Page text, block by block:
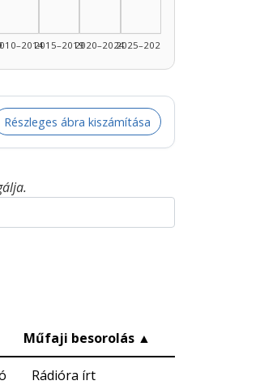
2015–20192020–20242025–2026
Részleges ábra kiszámítása
Műfaji besorolás ▲
Rádióra írt